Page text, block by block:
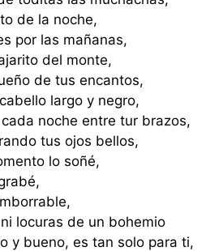
de la noche,
por las mañanas,
del monte,
de tus encantos,
largo y negro,
noche entre tur brazos,
tus ojos bellos,
lo soñé,
locuras de un bohemio
y bueno, es tan solo para ti,